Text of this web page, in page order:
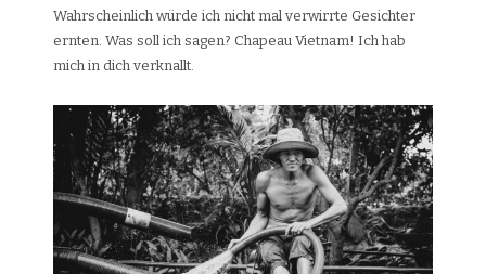
Wahrscheinlich würde ich nicht mal verwirrte Gesichter
ernten. Was soll ich sagen? Chapeau Vietnam! Ich hab
mich in dich verknallt.